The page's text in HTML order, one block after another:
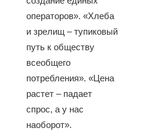
операторов». «Хлеба
и зрелищ – тупиковый
путь к обществу
всеобщего
потребления». «Цена
растет – падает
спрос, а у нас
наоборот».